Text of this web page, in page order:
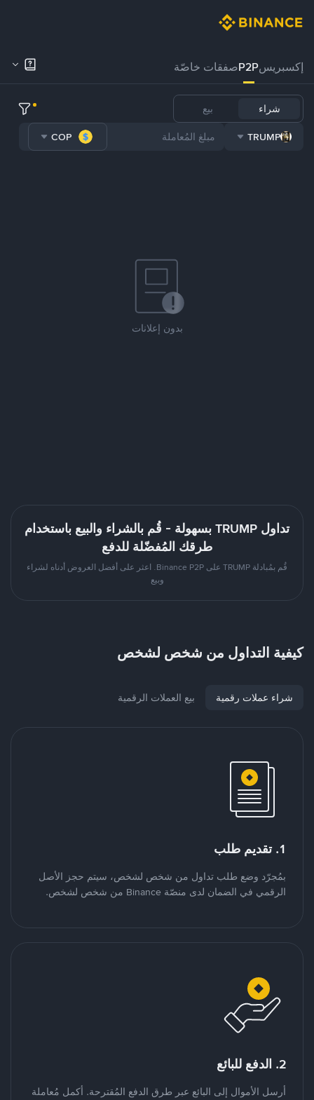
إكسبريسP2Pصفقات خاصّة
شراء بيع
TRUMP
COP
بدون إعلانات
تداول TRUMP بسهولة - قُم بالشراء والبيع باستخدام
طرقك المُفضّلة للدفع
قُم بمُبادلة TRUMP على Binance P2P. اعثر على أفضل العروض أدناه لشراء
وبيع
كيفية التداول من شخص لشخص
شراء عملات رقمية بيع العملات الرقمية
1. تقديم طلب
بمُجرّد وضع طلب تداول من شخص لشخص، سيتم حجز الأصل
الرقمي في الضمان لدى منصّة Binance من شخص لشخص.
2. الدفع للبائع
أرسل الأموال إلى البائع عبر طرق الدفع المُقترحة. أكمل مُعاملة